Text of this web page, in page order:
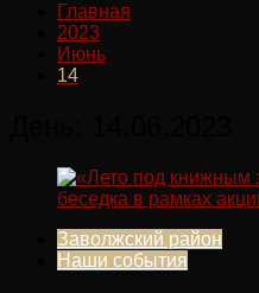
Главная
2023
Июнь
14
Заволжский район
Наши события